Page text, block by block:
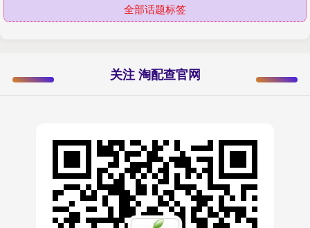
全部话题标签
关注 淘配查官网